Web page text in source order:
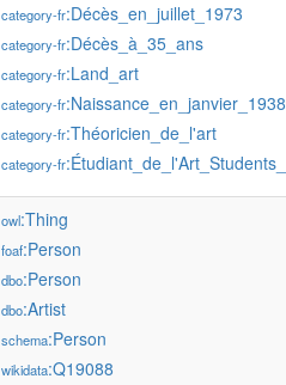
category-fr:Décès_en_juillet_1973
category-fr:Décès_à_35_ans
category-fr:Land_art
category-fr:Naissance_en_janvier_1938
category-fr:Théoricien_de_l'art
category-fr
owl:Thing
foaf:Person
dbo:Person
dbo:Artist
schema:Person
wikidata:Q19088